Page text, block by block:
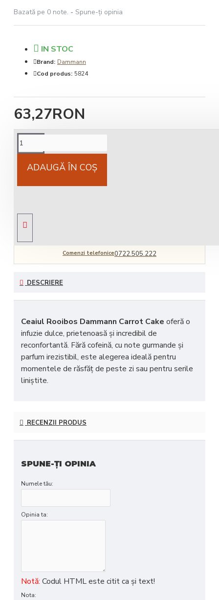
Bazată pe 0 note. - Spune-ţi opinia
63,27RON
IN STOC
Brand: Dammann
Cod produs: 5824
ADAUGĂ ÎN COŞ
Cost livrareNational 25Lei locker 25 lei
Comenzi telefonice0722.505.222
DESCRIERE
Ceaiul Rooibos Dammann Carrot Cake oferă o
infuzie dulce, prietenoasă și incredibil de
reconfortantă. Fără cofeină, cu note gurmande și
parfum irezistibil, este alegerea ideală pentru
momentele de răsfăț de peste zi sau pentru serile
liniștite.
RECENZII PRODUS
SPUNE-ŢI OPINIA
Numele tău:
Opinia ta:
Notă: Codul HTML este citit ca şi text!
Nota: